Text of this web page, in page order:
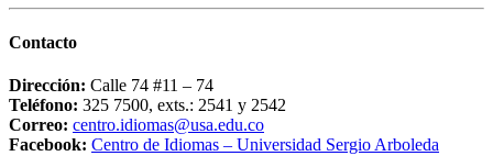
Contacto
Dirección: Calle 74 #11 – 74
Teléfono: 325 7500, exts.: 2541 y 2542
Correo: centro.idiomas@usa.edu.co
Facebook: Centro de Idiomas – Universidad Sergio Arboleda